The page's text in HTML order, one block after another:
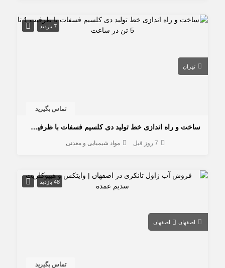
7 بازدید
تهران
تماس بگیرید
ساخت و راه اندازی خط تولید دی کلسیم فسفات با ظرفیت 1 تا 5 تن در ساعت
7 روز قبل مواد شیمیایی و معدنی
48 بازدید
اصفهان اصفهان
تماس بگیرید